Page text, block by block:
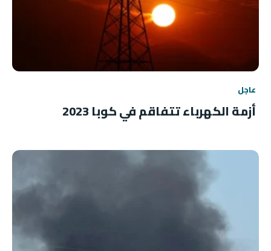
عاجل
أزمة الكهرباء تتفاقم في كوبا 2023